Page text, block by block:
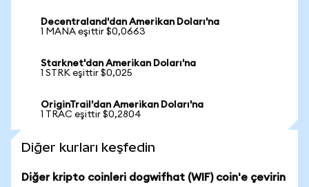
Decentraland'dan Amerikan Doları'na
1 MANA eşittir $0,0663
Starknet'dan Amerikan Doları'na
1 STRK eşittir $0,025
OriginTrail'dan Amerikan Doları'na
1 TRAC eşittir $0,2804
Diğer kurları keşfedin
Diğer kripto coinleri dogwifhat (WIF) coin'e çevirin